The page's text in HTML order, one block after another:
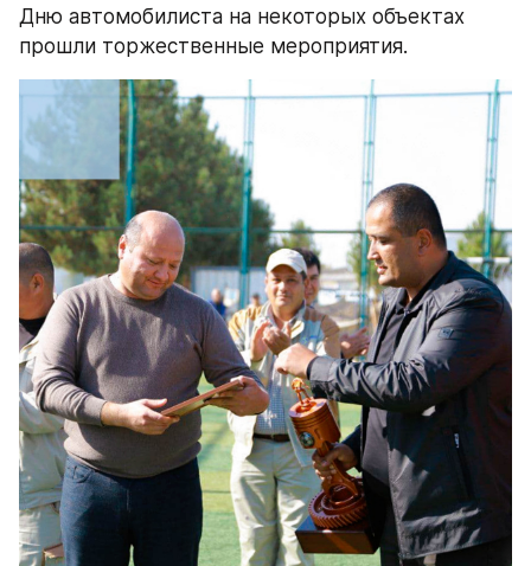
Дню автомобилиста на некоторых объектах
прошли торжественные мероприятия.